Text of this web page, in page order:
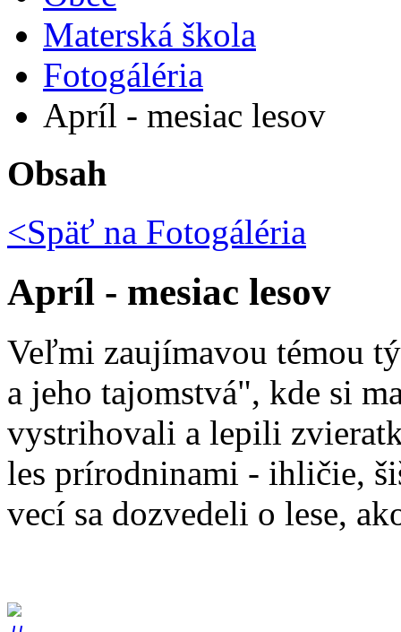
Materská škola
Fotogáléria
Apríl - mesiac lesov
Obsah
<Späť na Fotogáléria
Apríl - mesiac lesov
Veľmi zaujímavou témou
a jeho tajomstvá", kde si
vystrihovali a lepili
les prírodninami - ihličie,
vecí sa dozvedeli o lese,